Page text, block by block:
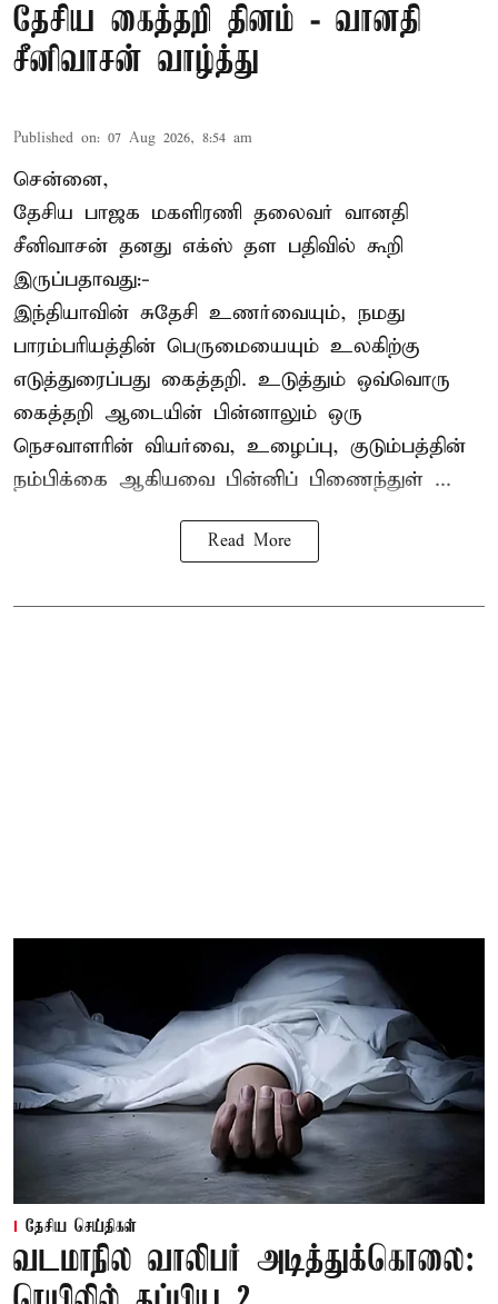
தேசிய கைத்தறி தினம் - வானதி
சீனிவாசன் வாழ்த்து
Published on: 07 Aug 2026, 8:54 am
சென்னை,
தேசிய பாஜக மகளிரணி தலைவர் வானதி
சீனிவாசன் தனது எக்ஸ் தள பதிவில் கூறி
இருப்பதாவது:-
இந்தியாவின் சுதேசி உணர்வையும், நமது
பாரம்பரியத்தின் பெருமையையும் உலகிற்கு
எடுத்துரைப்பது கைத்தறி. உடுத்தும் ஒவ்வொரு
கைத்தறி ஆடையின் பின்னாலும் ஒரு
நெசவாளரின் வியர்வை, உழைப்பு, குடும்பத்தின்
நம்பிக்கை ஆகியவை பின்னிப் பிணைந்துள் ...
Read More
தேசிய செய்திகள்
வடமாநில வாலிபர் அடித்துக்கொலை: